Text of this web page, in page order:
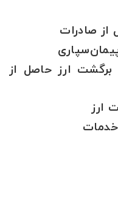
از صادرات
ارز حاصل از
ارز